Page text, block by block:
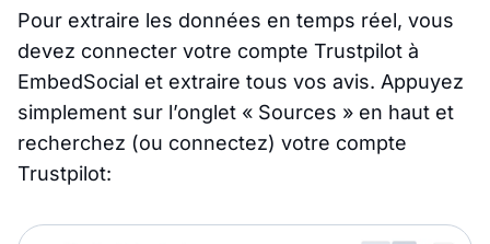
Pour extraire les données en temps réel, vous
devez connecter votre compte Trustpilot à
EmbedSocial et extraire tous vos avis. Appuyez
simplement sur l’onglet « Sources » en haut et
recherchez (ou connectez) votre compte
Trustpilot: